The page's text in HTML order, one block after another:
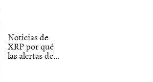
Noticias de
XRP por qué
las alertas de...